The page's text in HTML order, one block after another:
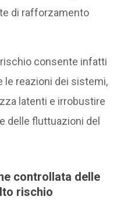
di rafforzamento
consente infatti
le reazioni dei sistemi,
latenti e irrobustire
delle fluttuazioni del
controllata delle
rischio